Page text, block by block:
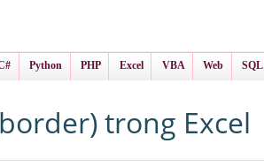
Python PHP Excel VBA Web SQL
trong Excel